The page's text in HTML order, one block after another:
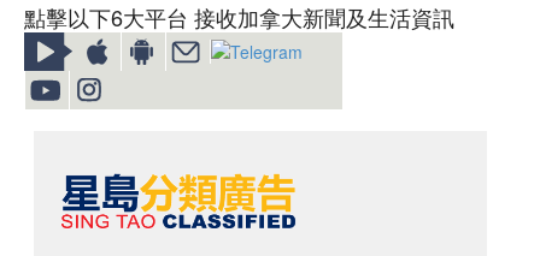
點擊以下6大平台 接收加拿大新聞及生活資訊